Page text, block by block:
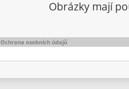
Obrázky mají
Ochrana osobních údajů